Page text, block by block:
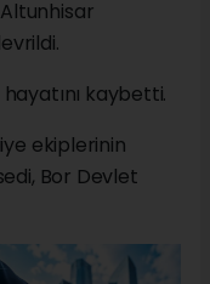
kaybetti.
ekiplerinin
Bor Devlet